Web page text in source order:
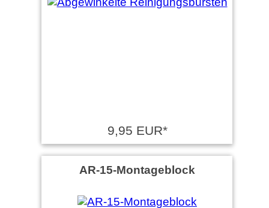
9,95 EUR*
AR-15-Montageblock